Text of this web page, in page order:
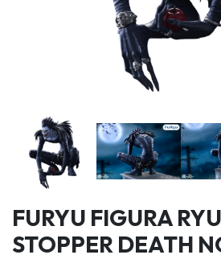
FURYU FIGURA
STOPPER DEATH